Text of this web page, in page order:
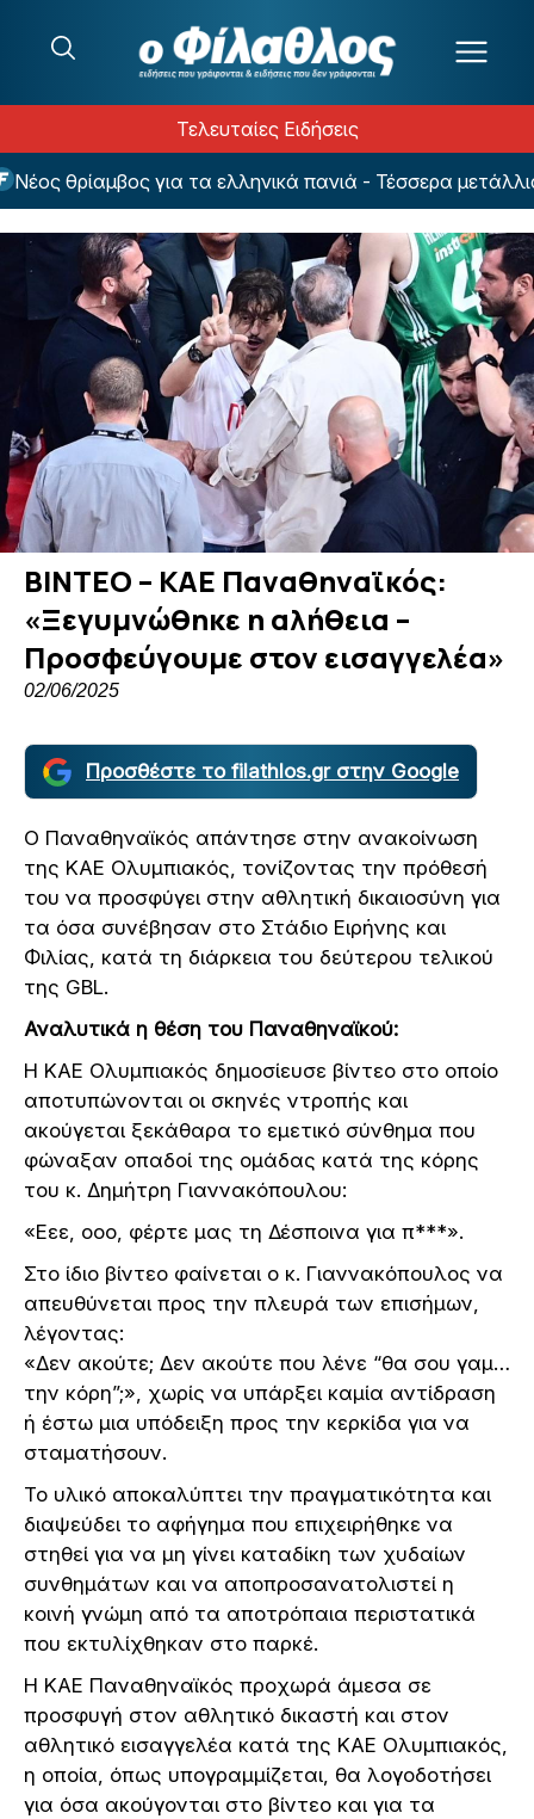
Τελευταίες Ειδήσεις
θρίαμβος για τα ελληνικά πανιά - Τέσσερα μετάλλια
ΒΙΝΤΕΟ – ΚΑΕ Παναθηναϊκός:
«Ξεγυμνώθηκε η αλήθεια –
Προσφεύγουμε στον εισαγγελέα»
02/06/2025
Προσθέστε το filathlos.gr στην Google
Ο Παναθηναϊκός απάντησε στην ανακοίνωση
της ΚΑΕ Ολυμπιακός, τονίζοντας την πρόθεσή
του να προσφύγει στην αθλητική δικαιοσύνη για
τα όσα συνέβησαν στο Στάδιο Ειρήνης και
Φιλίας, κατά τη διάρκεια του δεύτερου τελικού
της GBL.
Αναλυτικά η θέση του Παναθηναϊκού:
Η ΚΑΕ Ολυμπιακός δημοσίευσε βίντεο στο οποίο
αποτυπώνονται οι σκηνές ντροπής και
ακούγεται ξεκάθαρα το εμετικό σύνθημα που
φώναξαν οπαδοί της ομάδας κατά της κόρης
του κ. Δημήτρη Γιαννακόπουλου:
«Εεε, οοο, φέρτε μας τη Δέσποινα για π***».
Στο ίδιο βίντεο φαίνεται ο κ. Γιαννακόπουλος να
απευθύνεται προς την πλευρά των επισήμων,
λέγοντας:
«Δεν ακούτε; Δεν ακούτε που λένε “θα σου γαμ…
την κόρη”;», χωρίς να υπάρξει καμία αντίδραση
ή έστω μια υπόδειξη προς την κερκίδα για να
σταματήσουν.
Το υλικό αποκαλύπτει την πραγματικότητα και
διαψεύδει το αφήγημα που επιχειρήθηκε να
στηθεί για να μη γίνει καταδίκη των χυδαίων
συνθημάτων και να αποπροσανατολιστεί η
κοινή γνώμη από τα αποτρόπαια περιστατικά
που εκτυλίχθηκαν στο παρκέ.
Η ΚΑΕ Παναθηναϊκός προχωρά άμεσα σε
προσφυγή στον αθλητικό δικαστή και στον
αθλητικό εισαγγελέα κατά της ΚΑΕ Ολυμπιακός,
η οποία, όπως υπογραμμίζεται, θα λογοδοτήσει
για όσα ακούγονται στο βίντεο και για τα